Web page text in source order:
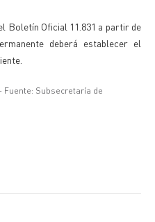
Boletín Oficial 11.831 a partir de
deberá establecer el
- Fuente: Subsecretaría de